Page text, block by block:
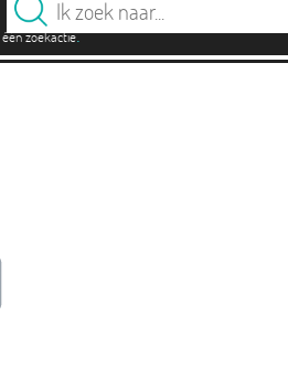
één zoekactie.